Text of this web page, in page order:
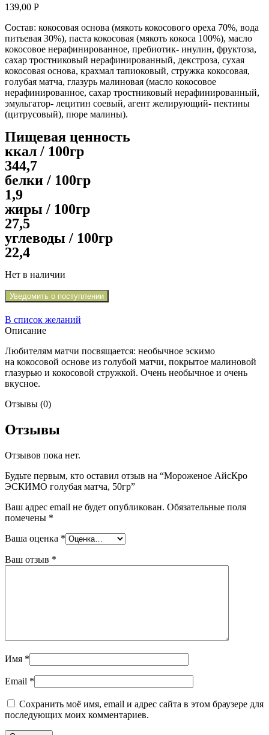
139,00 Р
Состав: кокосовая основа (мякоть кокосового ореха 70%, вода
питьевая 30%), паста кокосовая (мякоть кокоса 100%), масло
кокосовое нерафинированное, пребиотик- инулин, фруктоза,
сахар тростниковый нерафинированный, декстроза, сухая
кокосовая основа, крахмал тапиоковый, стружка кокосовая,
голубая матча, глазурь малиновая (масло кокосовое
нерафинированное, сахар тростниковый нерафинированный,
эмульгатор- лецитин соевый, агент желирующий- пектины
(цитрусовый), пюре малины).
Пищевая ценность
ккал / 100гр
344,7
белки / 100гр
1,9
жиры / 100гр
27,5
углеводы / 100гр
22,4
Нет в наличии
Уведомить о поступлении
В список желаний
Описание
Любителям матчи посвящается: необычное эскимо
на кокосовой основе из голубой матчи, покрытое малиновой
глазурью и кокосовой стружкой. Очень необычное и очень
вкусное.
Отзывы (0)
Отзывы
Отзывов пока нет.
Будьте первым, кто оставил отзыв на “Мороженое АйсКро
ЭСКИМО голубая матча, 50гр”
Ваш адрес email не будет опубликован. Обязательные поля
помечены *
Ваша оценка *
Ваш отзыв *
Имя *
Email *
Сохранить моё имя, email и адрес сайта в этом браузере для
последующих моих комментариев.